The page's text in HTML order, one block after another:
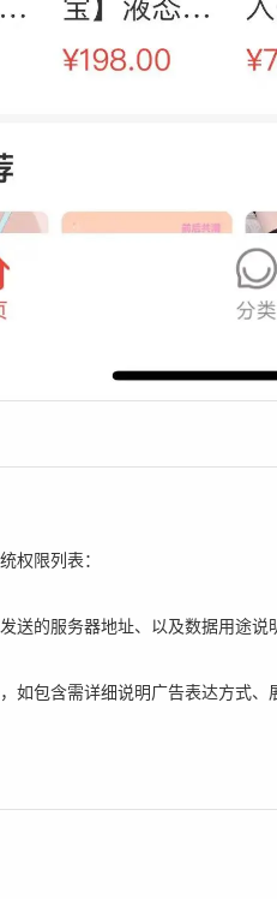
权限列表：
送的服务器地址、以及数据用途说
如包含需详细说明广告表达方式、